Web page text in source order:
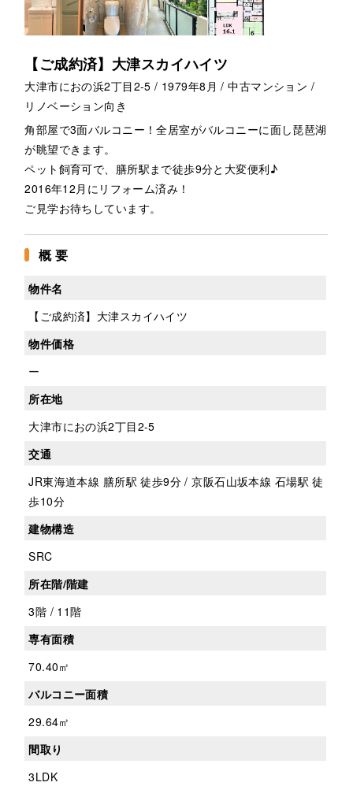
【ご成約済】大津スカイハイツ
大津市におの浜2丁目2-5 / 1979年8月 / 中古マンション /
リノベーション向き
角部屋で3面バルコニー！全居室がバルコニーに面し琵琶湖
が眺望できます。
ペット飼育可で、膳所駅まで徒歩9分と大変便利♪
2016年12月にリフォーム済み！
ご見学お待ちしています。
概 要
物件名
【ご成約済】大津スカイハイツ
物件価格
ー
所在地
大津市におの浜2丁目2-5
交通
JR東海道本線 膳所駅 徒歩9分 / 京阪石山坂本線 石場駅 徒
歩10分
建物構造
SRC
所在階/階建
3階 / 11階
専有面積
70.40㎡
バルコニー面積
29.64㎡
間取り
3LDK